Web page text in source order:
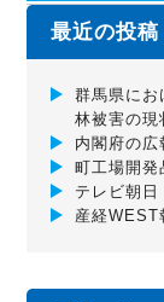
最近の投稿
群馬県にお
林被害の現
内閣府の広
町工場開発
テレビ朝
産経WEST